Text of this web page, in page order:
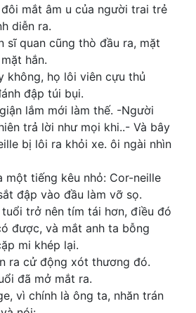
mắt âm u của người trai trẻ
diễn ra.
sĩ quan cũng thò đầu ra, mặt
hắn.
không, họ lôi viên cựu thủ
đập túi bụi.
lắm mới làm thế. -Người
trả lời như mọi khi..- Và bây
bị lôi ra khỏi xe. ôi ngài nhìn
một tiếng kêu nhỏ: Cor-neille
đập vào đầu làm vỡ sọ.
trở nên tím tái hơn, điều đó
được, và mắt anh ta bỗng
mi khép lại.
ra cử động xót thương đó.
đã mở mắt ra.
vì chính là ông ta, nhăn trán